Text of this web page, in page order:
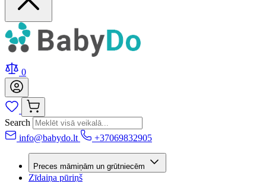
0
Search
info@babydo.lt
+37069832905
Preces māmiņām un grūtniecēm
Zīdaiņa pūriņš